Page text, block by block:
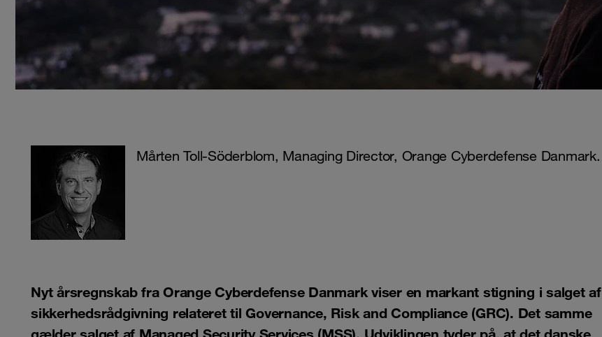
Mårten Toll-Söderblom, Managing Director, Orange Cyberdefense Danmark.
Nyt årsregnskab fra Orange Cyberdefense Danmark viser en markant stigning i salget af
sikkerhedsrådgivning relateret til Governance, Risk and Compliance (GRC). Det samme